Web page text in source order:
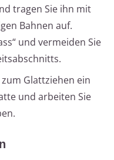
tragen Sie ihn mit
Bahnen auf.
und vermeiden Sie
Glattziehen ein
und arbeiten Sie